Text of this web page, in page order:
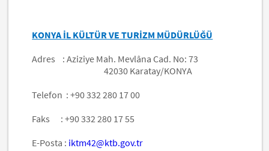
KONYA İL KÜLTÜR VE TURİZM MÜDÜRLÜĞÜ
Adres : Aziziye Mah. Mevlâna Cad. No: 73
42030 Karatay/KONYA
Telefon : +90 332 280 17 00
Faks : +90 332 280 17 55
E-Posta : iktm42@ktb.gov.tr